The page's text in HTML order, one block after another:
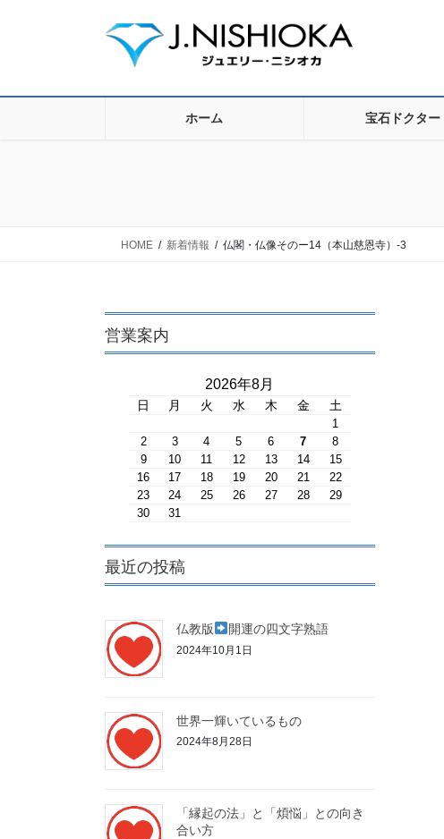
ツ
シ
ホーム 宝石ドクター
HOME 新着情報 仏閣・仏像そのー14（本山慈恩寺）-3
営業案内
2026年8月
日 月 火 水 木 金 土
1
2
3 4 5 6 7
8
9
10 11 12 13 14
15
16
17 18 19 20 21
22
23
24 25 26 27 28
29
30
31
最近の投稿
仏教版 開運の四文字熟語
2024年10月1日
世界一輝いているもの
2024年8月28日
「縁起の法」と「煩悩」との向き
合い方